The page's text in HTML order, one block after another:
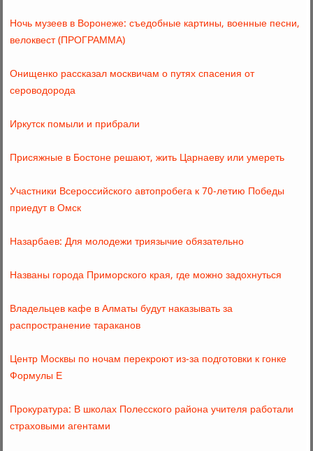
Ночь музеев в Воронеже: съедобные картины, военные песни,
велоквест (ПРОГРАММА)
Онищенко рассказал москвичам о путях спасения от
сероводорода
Иркутск помыли и прибрали
Присяжные в Бостоне решают, жить Царнаеву или умереть
Участники Всероссийского автопробега к 70-летию Победы
приедут в Омск
Назарбаев: Для молодежи триязычие обязательно
Названы города Приморского края, где можно задохнуться
Владельцев кафе в Алматы будут наказывать за
распространение тараканов
Центр Москвы по ночам перекроют из-за подготовки к гонке
Формулы Е
Прокуратура: В школах Полесского района учителя работали
страховыми агентами